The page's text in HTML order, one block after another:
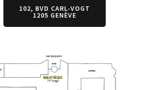
102, BVD CARL-VOGT
1205 GENÈVE